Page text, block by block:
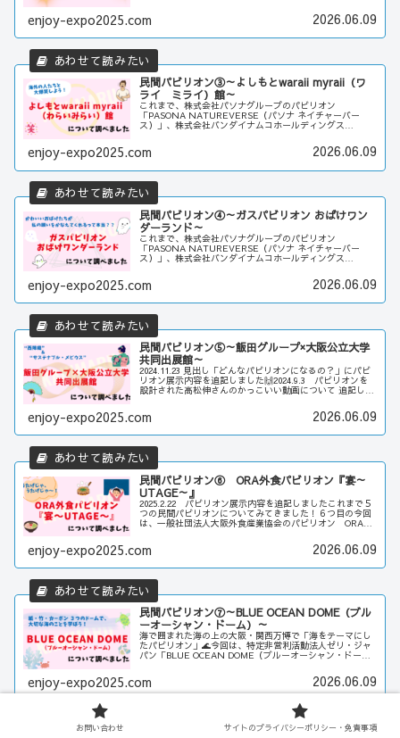
enjoy-expo2025.com 2026.06.09
民間パビリオン③～よしもとwaraii myraii（ワ
ライ ミライ）館～
これまで、株式会社パソナグループのパビリオン
「PASONA NATUREVERSE（パソナ ネイチャーバー
ス）」、株式会社バンダイナムコホールディングス
enjoy-expo2025.com 2026.06.09
民間パビリオン④～ガスパビリオン おばけワン
ダーランド～
これまで、株式会社パソナグループのパビリオン
「PASONA NATUREVERSE（パソナ ネイチャーバー
ス）」、株式会社バンダイナムコホールディングス
enjoy-expo2025.com 2026.06.09
民間パビリオン⑤～飯田グループ×大阪公立大学
共同出展館～
2024.11.23 見出し「どんなパビリオンになるの？」にパビ
リオン展示内容を追記しました🙌2024.9.3 パビリオンを
設計された高松伸さんのかっこいい動画について 追記しま
enjoy-expo2025.com 2026.06.09
民間パビリオン⑥ ORA外食パビリオン『宴～
UTAGE～』
2025.2.22 パビリオン展示内容を追記しましたこれまで５
つの民間パビリオンについてみてきました！６つ目の今回
は、一般社団法人大阪外食産業協会のパビリオン ORA外
enjoy-expo2025.com 2026.06.09
民間パビリオン⑦～BLUE OCEAN DOME（ブル
ーオーシャン・ドーム）～
海で囲まれた海の上の大阪・関西万博で「海をテーマにし
たパビリオン」🌊今回は、特定非営利活動法人ゼリ・ジャ
パン「BLUE OCEAN DOME（ブルーオーシャン・ドー
enjoy-expo2025.com 2026.06.09
お問い合わせ サイトのプライバシーポリシー・免責事項